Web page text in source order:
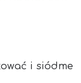
i siódme